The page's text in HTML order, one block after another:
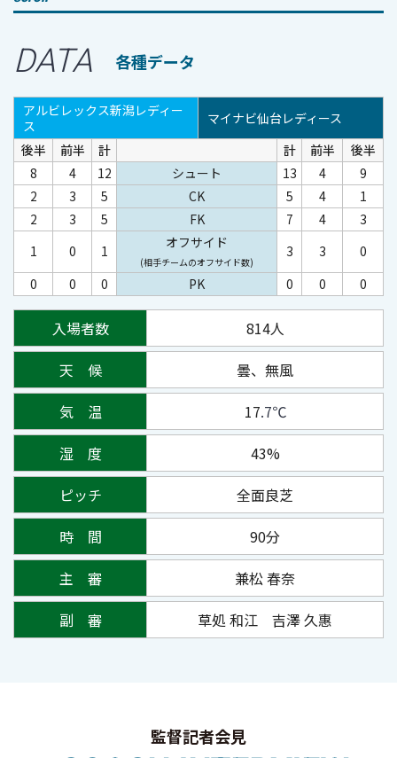
DATA 各種データ
アルビレックス新潟レディー
ス
マイナビ仙台レディース
後半
前半 計 計 前半
後半
8
4 12 シュート 13 4
9
2
3 5 CK 5 4
1
2
3 5 FK 7 4
3
1
0 1 オフサイド
(相手チームのオフサイド数)
3 3
0
0
0 0 PK 0 0 0
入場者数
814人
天 候
曇、無風
気 温
17.7℃
湿 度
43%
ピッチ
全面良芝
時 間
90分
主 審
兼松 春奈
副 審
草処 和江 吉澤 久惠
監督記者会見